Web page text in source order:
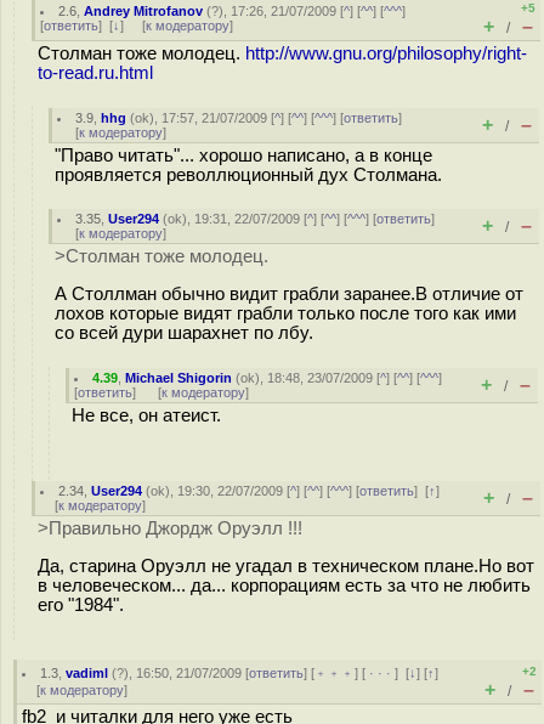
2.6 ,Andrey Mitrofanov (?), 17:26, 21/07/2009 [^] [^^] [^^^]
[ответить] [↓] [к модератору]
+5
+ / –
Столман тоже молодец. http://www.gnu.org/philosophy/right-
to-read.ru.html
3.9 ,hhg (ok), 17:57, 21/07/2009 [^] [^^] [^^^] [ответить]
[к модератору] + / –
"Право читать"... хорошо написано, а в конце
проявляется револлюционный дух Столмана.
3.35 ,User294 (ok), 19:31, 22/07/2009 [^] [^^] [^^^] [ответить]
[к модератору] + / –
>Столман тоже молодец.
А Столлман обычно видит грабли заранее.В отличие от
лохов которые видят грабли только после того как ими
со всей дури шарахнет по лбу.
4.39 ,Michael Shigorin (ok), 18:48, 23/07/2009 [^] [^^] [^^^]
[ответить] [к модератору] + / –
Не все, он атеист.
2.34 ,User294 (ok), 19:30, 22/07/2009 [^] [^^] [^^^] [ответить][↑]
[к модератору] + / –
>Правильно Джордж Оруэлл !!!
Да, старина Оруэлл не угадал в техническом плане.Но вот
в человеческом... да... корпорациям есть за что не любить
его "1984".
1.3 ,vadiml (?), 16:50, 21/07/2009 [ответить] [ ﹢﹢﹢] [ · · ·][↓] [↑]
[к модератору]
+2
+ / –
fb2 и читалки для него уже есть